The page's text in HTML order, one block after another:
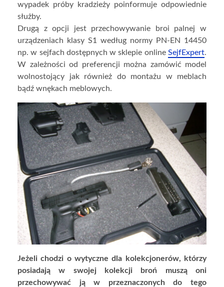
wypadek próby kradzieży poinformuje odpowiednie
służby.
Drugą z opcji jest przechowywanie broi palnej w
urządzeniach klasy S1 według normy PN-EN 14450
np. w sejfach dostępnych w sklepie online SejfExpert.
W zależności od preferencji można zamówić model
wolnostojący jak również do montażu w meblach
bądź wnękach meblowych.
Jeżeli chodzi o wytyczne dla kolekcjonerów, którzy
posiadają w swojej kolekcji broń muszą oni
przechowywać ją w przeznaczonych do tego